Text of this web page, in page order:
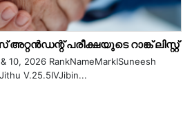
പരീക്ഷയുടെ റാങ്ക് ലിസ്റ്റ്
2026 RankNameMarkISuneesh
V.25.5IVJibin...